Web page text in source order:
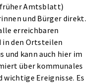
Amtsblatt)
und Bürger direkt.
erreichbaren
in den Ortsteilen
kann auch hier im
über kommunales
Ereignisse. Es